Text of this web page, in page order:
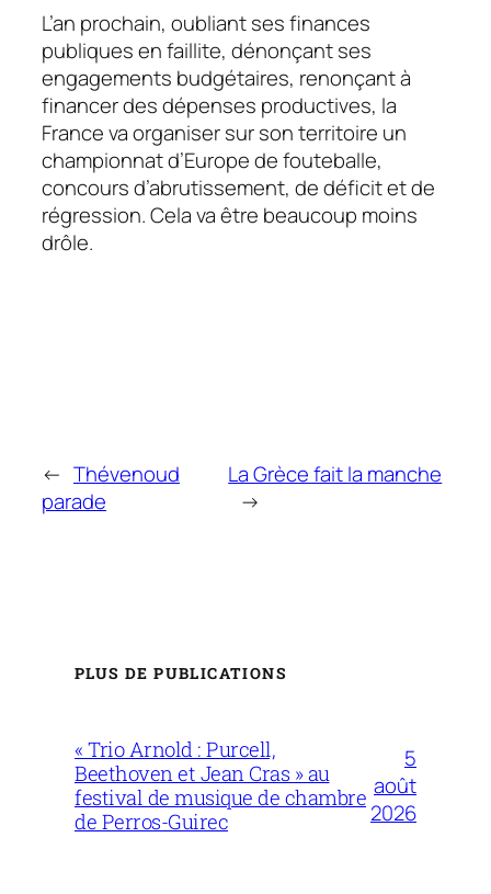
L’an prochain, oubliant ses finances
publiques en faillite, dénonçant ses
engagements budgétaires, renonçant à
financer des dépenses productives, la
France va organiser sur son territoire un
championnat d’Europe de fouteballe,
concours d’abrutissement, de déficit et de
régression. Cela va être beaucoup moins
drôle.
← Thévenoud
parade
La Grèce fait la manche
→
PLUS DE PUBLICATIONS
« Trio Arnold : Purcell,
Beethoven et Jean Cras » au
festival de musique de chambre
de Perros-Guirec
5
août
2026